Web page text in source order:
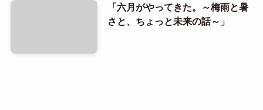
「六月がやってきた。～梅雨と暑
さと、ちょっと未来の話～」